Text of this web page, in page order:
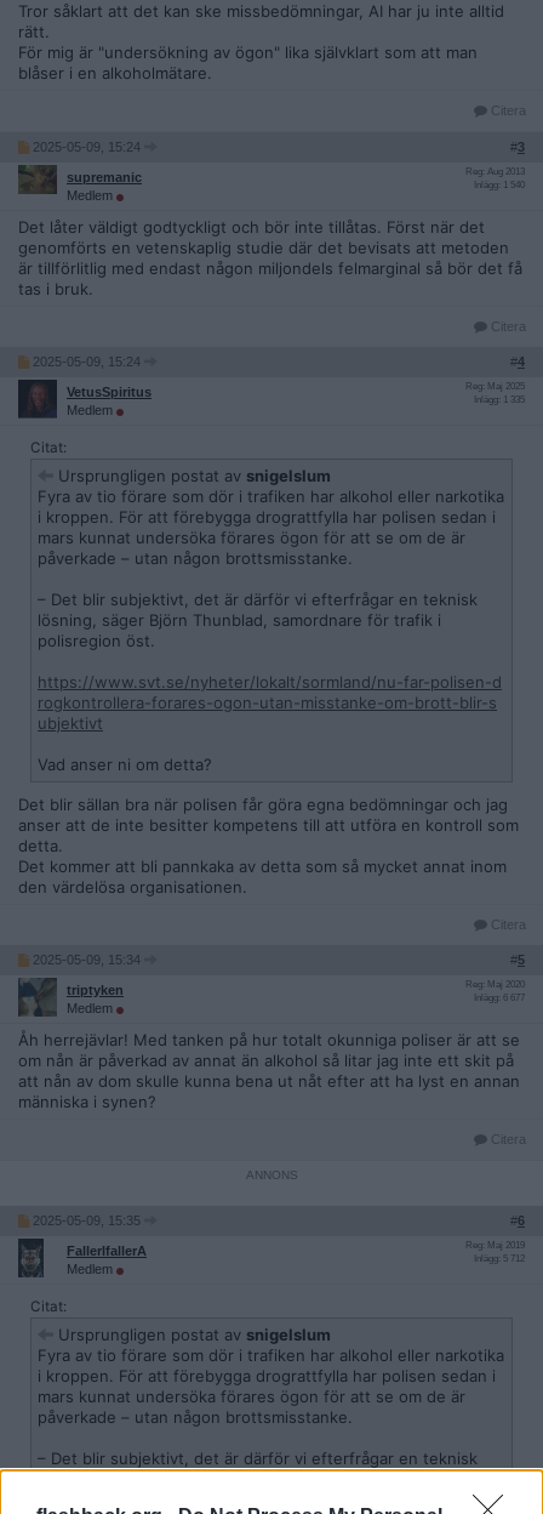
Tror såklart att det kan ske missbedömningar, AI har ju inte alltid
rätt.
För mig är "undersökning av ögon" lika självklart som att man
blåser i en alkoholmätare.
Citera
2025-05-09, 15:24 #3
supremanic
Medlem
Reg: Aug 2013
Inlägg: 1 540
Det låter väldigt godtyckligt och bör inte tillåtas. Först när det
genomförts en vetenskaplig studie där det bevisats att metoden
är tillförlitlig med endast någon miljondels felmarginal så bör det få
tas i bruk.
Citera
2025-05-09, 15:24 #4
VetusSpiritus
Medlem
Reg: Maj 2025
Inlägg: 1 335
Citat:
Ursprungligen postat av snigelslum
Fyra av tio förare som dör i trafiken har alkohol eller narkotika
i kroppen. För att förebygga drograttfylla har polisen sedan i
mars kunnat undersöka förares ögon för att se om de är
påverkade – utan någon brottsmisstanke.
– Det blir subjektivt, det är därför vi efterfrågar en teknisk
lösning, säger Björn Thunblad, samordnare för trafik i
polisregion öst.
https://www.svt.se/nyheter/lokalt/sormland/nu-far-polisen-d
rogkontrollera-forares-ogon-utan-misstanke-om-brott-blir-s
ubjektivt
Vad anser ni om detta?
Det blir sällan bra när polisen får göra egna bedömningar och jag
anser att de inte besitter kompetens till att utföra en kontroll som
detta.
Det kommer att bli pannkaka av detta som så mycket annat inom
den värdelösa organisationen.
Citera
2025-05-09, 15:34 #5
triptyken
Medlem
Reg: Maj 2020
Inlägg: 6 677
Åh herrejävlar! Med tanken på hur totalt okunniga poliser är att se
om nån är påverkad av annat än alkohol så litar jag inte ett skit på
att nån av dom skulle kunna bena ut nåt efter att ha lyst en annan
människa i synen?
Citera
2025-05-09, 15:35 #6
FallerIfallerA
Medlem
Reg: Maj 2019
Inlägg: 5 712
Citat:
Ursprungligen postat av snigelslum
Fyra av tio förare som dör i trafiken har alkohol eller narkotika
i kroppen. För att förebygga drograttfylla har polisen sedan i
mars kunnat undersöka förares ögon för att se om de är
påverkade – utan någon brottsmisstanke.
– Det blir subjektivt, det är därför vi efterfrågar en teknisk